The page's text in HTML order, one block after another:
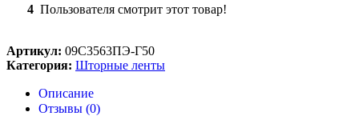
4 Пользователя смотрит этот товар!
Артикул: 09С3563ПЭ-Г50
Категория: Шторные ленты
Описание
Отзывы (0)